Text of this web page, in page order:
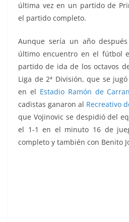
última vez en un partido de
el partido completo.
Aunque sería un año
último encuentro en el fútbol
partido de ida de los octavos
Liga de 2ª División, que se
en el Estadio Ramón de
cadistas ganaron al Recreativo
que Vojinovic se despidió del
el 1-1 en el minuto 16 de
completo y también con Benito